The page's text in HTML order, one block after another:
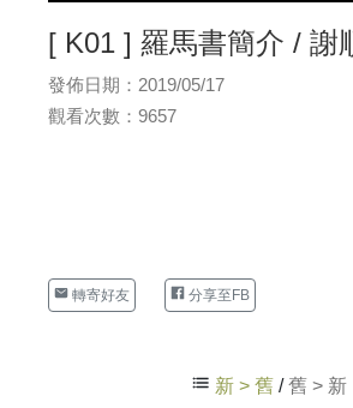
[ K01 ] 羅馬書簡介 / 謝
發佈日期：2019/05/17
觀看次數：9657
轉寄好友 分享至FB
新 > 舊 /舊 > 新